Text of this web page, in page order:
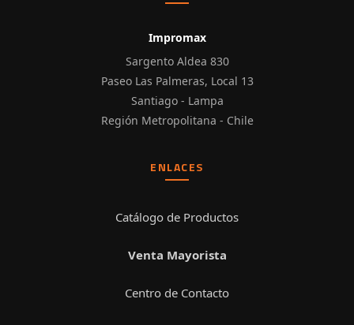
Impromax
Sargento Aldea 830
Paseo Las Palmeras, Local 13
Santiago - Lampa
Región Metropolitana - Chile
ENLACES
Catálogo de Productos
Venta Mayorista
Centro de Contacto